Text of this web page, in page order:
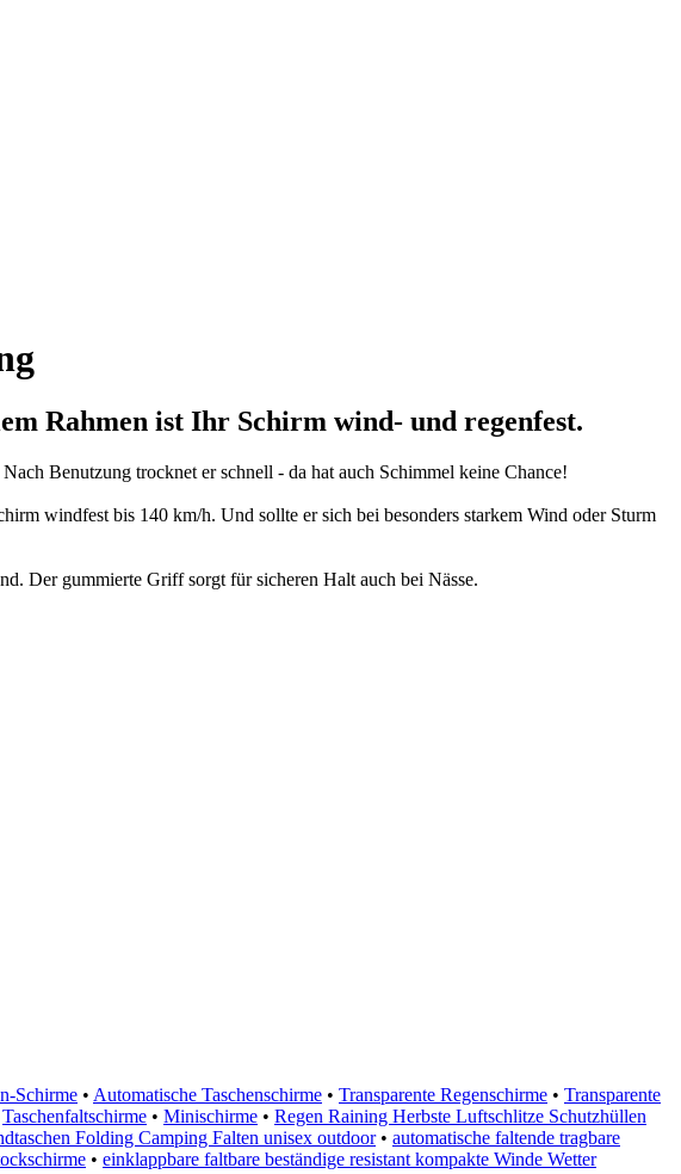
Rahmen ist Ihr Schirm wind- und regenfest.
Benutzung trocknet er schnell - da hat auch Schimmel keine Chance!
windfest bis 140 km/h. Und sollte er sich bei besonders starkem Wind oder Sturm
Der gummierte Griff sorgt für sicheren Halt auch bei Nässe.
Schirme • Automatische Taschenschirme • Transparente Regenschirme • Transparente
Taschenfaltschirme • Minischirme • Regen Raining Herbste Luftschlitze Schutzhüllen
Folding Camping Falten unisex outdoor• automatische faltende tragbare
• einklappbare faltbare beständige resistant kompakte Winde Wetter